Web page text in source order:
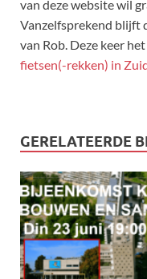
van deze website wil
Vanzelfsprekend blijft
van Rob. Deze keer
fietsen(-rekken) in
GERELATEERDE